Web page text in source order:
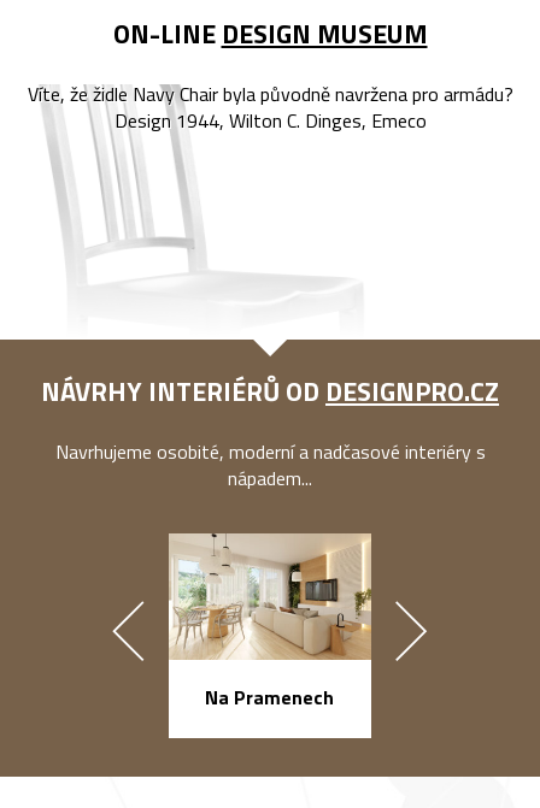
ON-LINE DESIGN MUSEUM
Víte, že židle Navy Chair byla původně navržena pro armádu?
Design 1944, Wilton C. Dinges, Emeco
NÁVRHY INTERIÉRŮ OD DESIGNPRO.CZ
Navrhujeme osobité, moderní a nadčasové interiéry s
nápadem...
Na Pramenech